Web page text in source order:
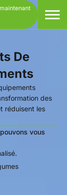
De
des
réduisent les
vous